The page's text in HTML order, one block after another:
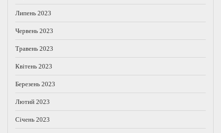
Липень 2023
Червень 2023
Травень 2023
Квітень 2023
Березень 2023
Лютий 2023
Січень 2023